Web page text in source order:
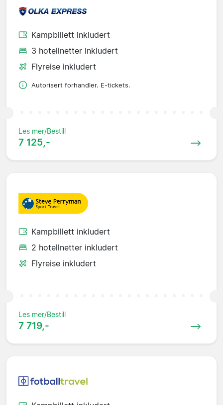
Kampbillett inkludert
3 hotellnetter inkludert
Flyreise inkludert
Autorisert forhandler. E-tickets.
Les mer/Bestill
7 125,-
Kampbillett inkludert
2 hotellnetter inkludert
Flyreise inkludert
Les mer/Bestill
7 719,-